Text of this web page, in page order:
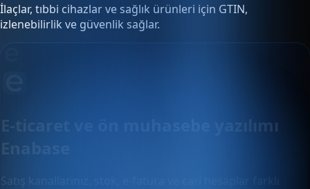
İlaçlar, tıbbi cihazlar ve sağlık ürünleri için GTIN,
izlenebilirlik ve güvenlik sağlar.
E-ticaret ve ön muhasebe yazılımı
Enabase
Satış kanallarınız, stok, e-fatura ve cari hesaplar farklı